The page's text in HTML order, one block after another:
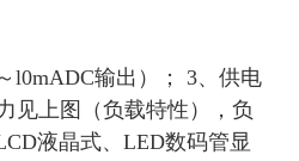
l0mADC输出）； 3、供电
见上图（负载特性），负
液晶式、LED数码管显